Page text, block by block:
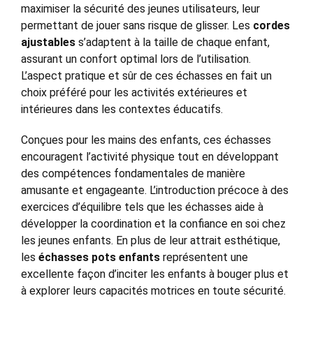
maximiser la sécurité des jeunes utilisateurs, leur
permettant de jouer sans risque de glisser. Les cordes
ajustables s’adaptent à la taille de chaque enfant,
assurant un confort optimal lors de l’utilisation.
L’aspect pratique et sûr de ces échasses en fait un
choix préféré pour les activités extérieures et
intérieures dans les contextes éducatifs.
Conçues pour les mains des enfants, ces échasses
encouragent l’activité physique tout en développant
des compétences fondamentales de manière
amusante et engageante. L’introduction précoce à des
exercices d’équilibre tels que les échasses aide à
développer la coordination et la confiance en soi chez
les jeunes enfants. En plus de leur attrait esthétique,
les échasses pots enfants représentent une
excellente façon d’inciter les enfants à bouger plus et
à explorer leurs capacités motrices en toute sécurité.